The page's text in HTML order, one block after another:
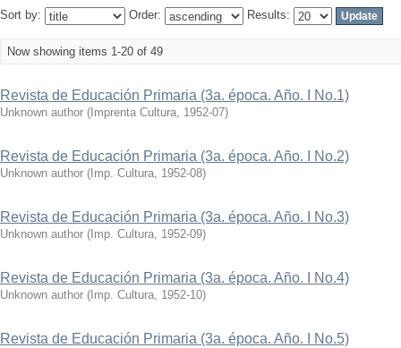
Sort by: Order: Results:
Now showing items 1-20 of 49
Revista de Educación Primaria (3a. época. Año. I No.1)
Unknown author ( Imprenta Cultura, 1952-07)
Revista de Educación Primaria (3a. época. Año. I No.2)
Unknown author ( Imp. Cultura, 1952-08)
Revista de Educación Primaria (3a. época. Año. I No.3)
Unknown author ( Imp. Cultura, 1952-09)
Revista de Educación Primaria (3a. época. Año. I No.4)
Unknown author ( Imp. Cultura, 1952-10)
Revista de Educación Primaria (3a. época. Año. I No.5)